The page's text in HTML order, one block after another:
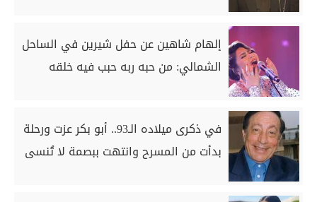
إلهام شاهين عن حفل شيرين في الساحل
الشمالي: من حبه ربه حبب فيه خلقه
في ذكرى ميلاده الـ93.. أبو بكر عزت ورحلة
بدأت من المسرح وانتهت ببصمة لا تُنسى